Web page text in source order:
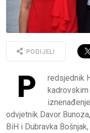
PODIJELI
P
redsjednik
kadrovskim
odvjetnik Davor
BiH i Dubravka